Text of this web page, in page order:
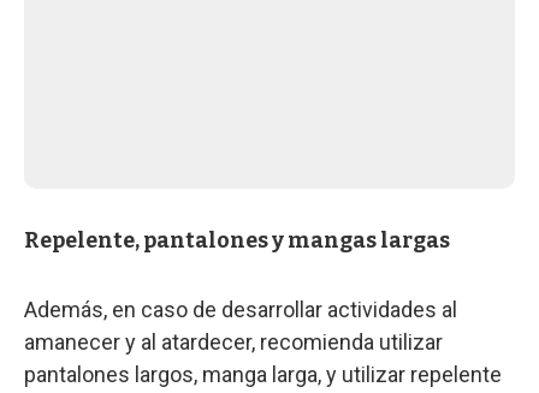
Repelente, pantalones y mangas largas
Además, en caso de desarrollar actividades al
amanecer y al atardecer, recomienda utilizar
pantalones largos, manga larga, y utilizar repelente